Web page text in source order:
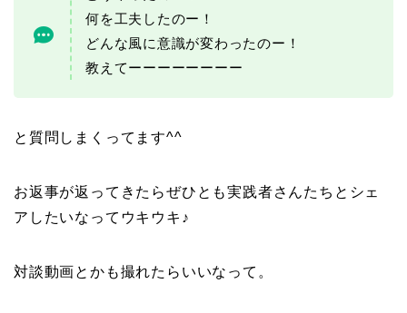
何を工夫したのー！
どんな風に意識が変わったのー！
教えてーーーーーーーー
と質問しまくってます^^
お返事が返ってきたらぜひとも実践者さんたちとシェ
アしたいなってウキウキ♪
対談動画とかも撮れたらいいなって。